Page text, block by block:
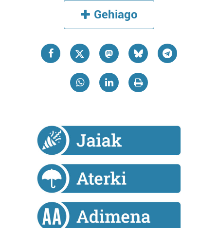
produktuak garatzeko. Zure datuak nork eta zertarako
erabiltzen dituen hauta dezakezu.
interes komertzial legitimoetan babesten dira. Ikusi gure
bazkideen zerrenda, beren ustez zein helburutarako
duten interes legitimoa eta horren aurka nola egin
dezakezun ikusteko.
datuen atalean. Edozein unetan alda edo ken dezakezu
zure baimena Cookieen adierazpenean.
Webgune honek cookie propioak eta hirugarrenen cookie-
fitxategiak erabiltzen ditu. Zure esperientzia eta
zerbitzuak hobetzeko asmoz, cookie teknologiaz
erabiltzeko baimen esplizitua ematen diguzu.
irakurri
Gehiago